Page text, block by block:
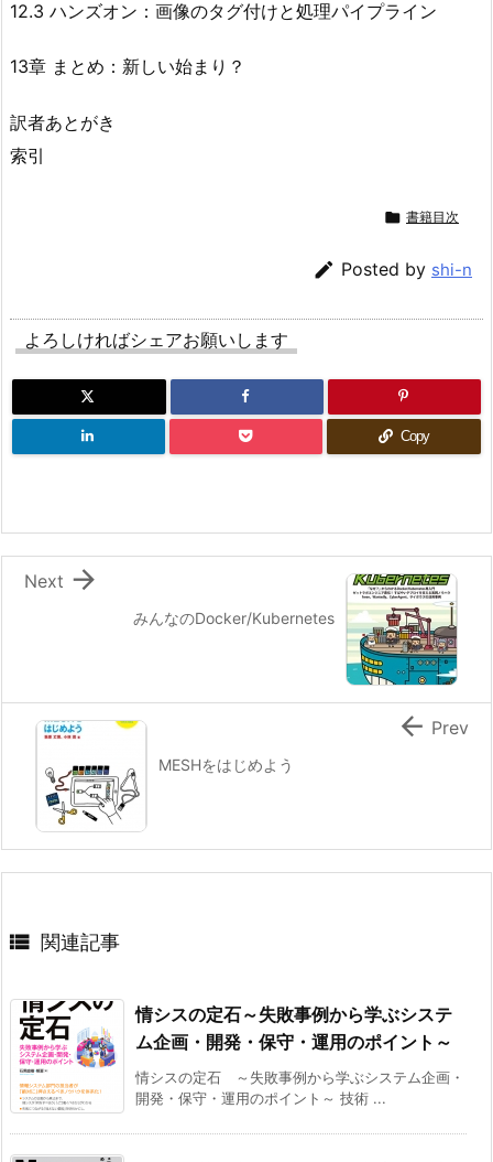
12.3 ハンズオン：画像のタグ付けと処理パイプライン
13章 まとめ：新しい始まり？
訳者あとがき
索引
 書籍目次
 Posted by shi-n
よろしければシェアお願いします
Copy
みんなのDocker/Kubernetes

Next
MESHをはじめよう
 Prev
 関連記事
情シスの定石～失敗事例から学ぶシステ
ム企画・開発・保守・運用のポイント～
情シスの定石 ～失敗事例から学ぶシステム企画・
開発・保守・運用のポイント～ 技術 ...